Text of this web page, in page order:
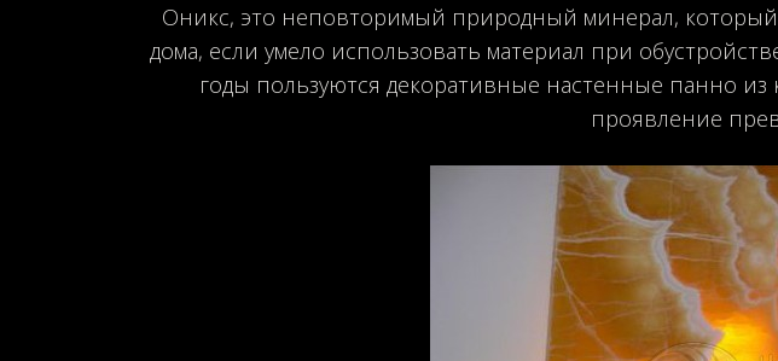
Оникс, это неповторимый природный минерал,
дома, если умело использовать материал при
годы пользуются декоративные настенные панно
проявление